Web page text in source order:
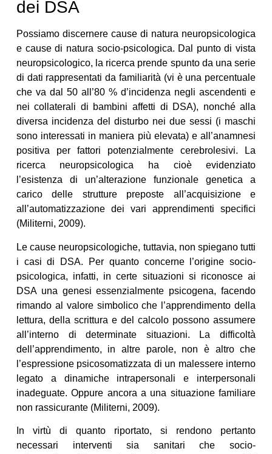
dei DSA
Possiamo discernere cause di natura neuropsicologica
e cause di natura socio-psicologica. Dal punto di vista
neuropsicologico, la ricerca prende spunto da una serie
di dati rappresentati da familiarità (vi è una percentuale
che va dal 50 all’80 % d’incidenza negli ascendenti e
nei collaterali di bambini affetti di DSA), nonché alla
diversa incidenza del disturbo nei due sessi (i maschi
sono interessati in maniera più elevata) e all’anamnesi
positiva per fattori potenzialmente cerebrolesivi. La
ricerca neuropsicologica ha cioè evidenziato
l’esistenza di un’alterazione funzionale genetica a
carico delle strutture preposte all’acquisizione e
all’automatizzazione dei vari apprendimenti specifici
(Militerni, 2009).
Le cause neuropsicologiche, tuttavia, non spiegano tutti
i casi di DSA. Per quanto concerne l’origine socio-
psicologica, infatti, in certe situazioni si riconosce ai
DSA una genesi essenzialmente psicogena, facendo
rimando al valore simbolico che l’apprendimento della
lettura, della scrittura e del calcolo possono assumere
all’interno di determinate situazioni. La difficoltà
dell’apprendimento, in altre parole, non è altro che
l’espressione psicosomatizzata di un malessere interno
legato a dinamiche intrapersonali e interpersonali
inadeguate. Oppure ancora a una situazione familiare
non rassicurante (Militerni, 2009).
In virtù di quanto riportato, si rendono pertanto
necessari interventi sia sanitari che socio-